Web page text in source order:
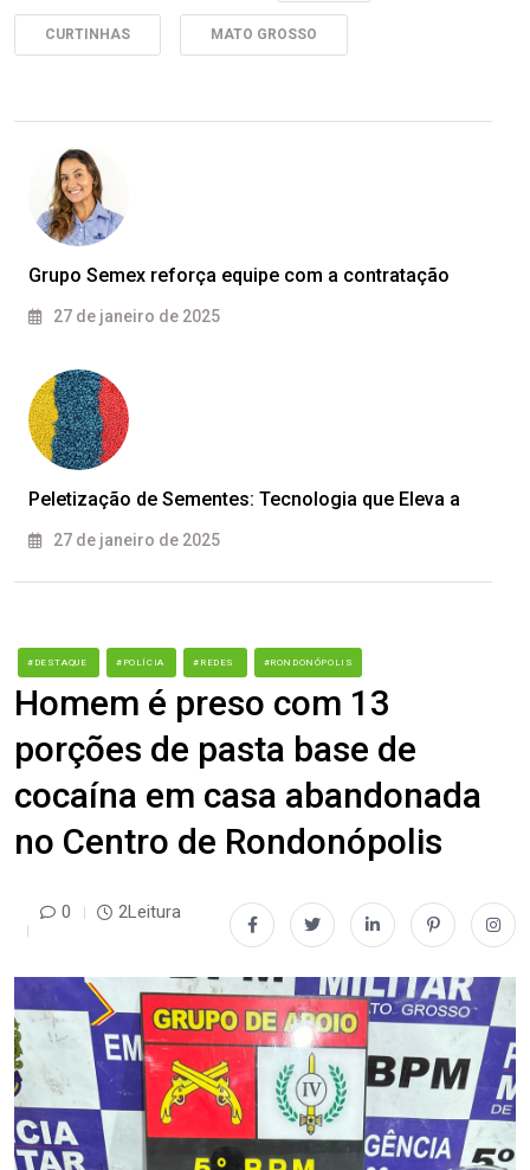
CURTINHAS MATO GROSSO
Grupo Semex reforça equipe com a contratação
27 de janeiro de 2025
Peletização de Sementes: Tecnologia que Eleva a
27 de janeiro de 2025
#DESTAQUE #POLÍCIA #REDES #RONDONÓPOLIS
Homem é preso com 13
porções de pasta base de
cocaína em casa abandonada
no Centro de Rondonópolis
0 2Leitura